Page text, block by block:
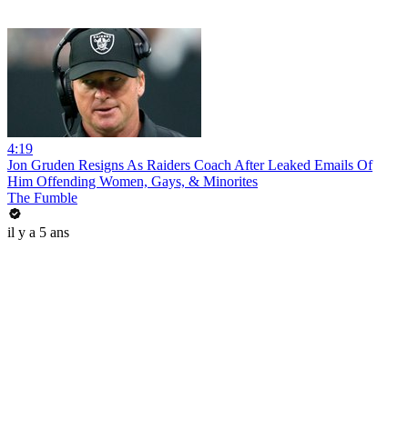
4:19
Jon Gruden Resigns As Raiders Coach After Leaked Emails Of
Him Offending Women, Gays, & Minorites
The Fumble
il y a 5 ans